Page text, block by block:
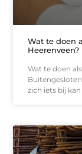
Wat te doen
Heerenveen?
Wat te doen
zich iets bij